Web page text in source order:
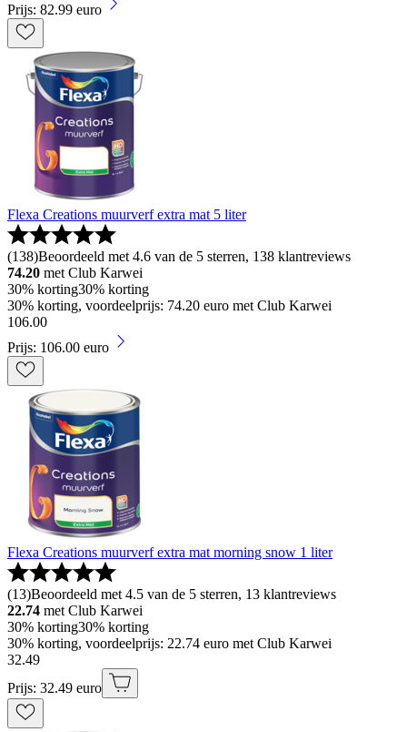
Prijs: 82.99 euro
Flexa Creations muurverf extra mat 5 liter
(138)Beoordeeld met 4.6 van de 5 sterren, 138 klantreviews
74.20 met Club Karwei
30% korting30% korting
30% korting, voordeelprijs: 74.20 euro met Club Karwei
106.00
Prijs: 106.00 euro
Flexa Creations muurverf extra mat morning snow 1 liter
(13)Beoordeeld met 4.5 van de 5 sterren, 13 klantreviews
22.74 met Club Karwei
30% korting30% korting
30% korting, voordeelprijs: 22.74 euro met Club Karwei
32.49
Prijs: 32.49 euro